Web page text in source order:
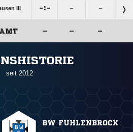
III : – –
– – –
seit 2012
BW FUHLENBROCK